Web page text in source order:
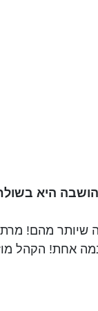
היא
שיותר מהם!
אחת! הקהל